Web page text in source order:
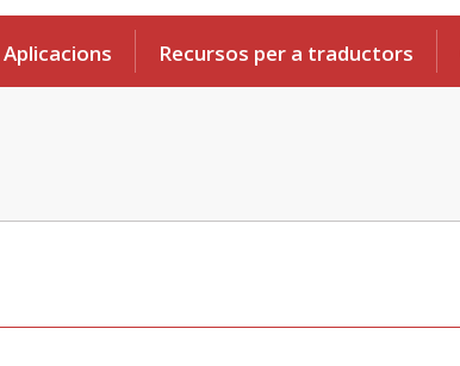
Aplicacions Recursos per a traductors